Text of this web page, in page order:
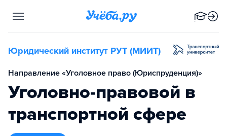
Юридический институт РУТ (МИИТ)
Направление «Уголовное право (Юриспруденция)»
Уголовно-правовой в
транспортной сфере